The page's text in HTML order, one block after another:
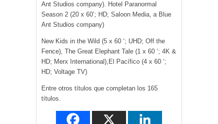
Ant Studios company). Hotel Paranormal
Season 2 (20 x 60’; HD; Saloon Media, a Blue
Ant Studios company)
New Kids in the Wild (5 x 60 ‘; UHD; Off the
Fence), The Great Elephant Tale (1 x 60 ‘; 4K &
HD; Merx International),El Pacífico (4 x 60 ‘;
HD; Voltage TV)
Entre otros títulos que completan los 165
títulos.